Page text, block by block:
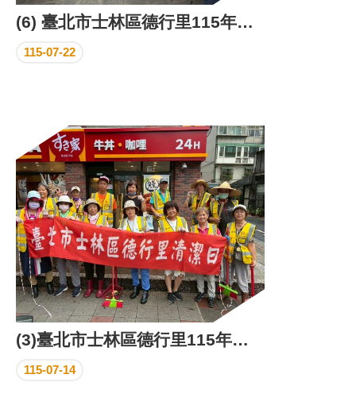
冊
(6) 臺北市士林區德行里115年家戶禮券發放活動成果照片
115-07-22
(3)臺北市士林區德行里115年環保義工日成果照片
115-07-14